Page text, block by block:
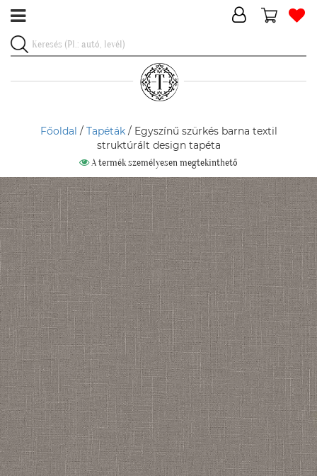
Főoldal / Tapéták/ Egyszínű szürkés barna textil
struktúrált design tapéta
A termék személyesen megtekinthető